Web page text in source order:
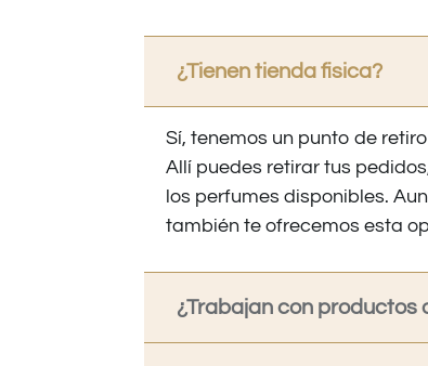
¿Tienen tienda fisica?
Sí, tenemos un punto de
Allí puedes retirar tus
los perfumes disponibles.
también te ofrecemos esta
¿Trabajan con productos